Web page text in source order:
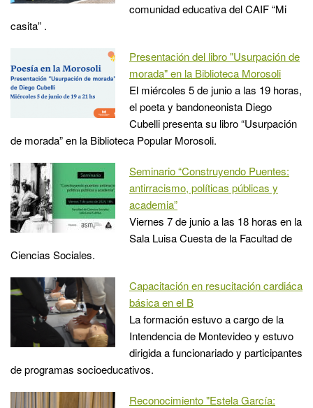
comunidad educativa del CAIF “Mi
casita” .
Presentación del libro "Usurpación de
morada" en la Biblioteca Morosoli
El miércoles 5 de junio a las 19 horas,
el poeta y bandoneonista Diego
Cubelli presenta su libro “Usurpación
de morada” en la Biblioteca Popular Morosoli.
Seminario “Construyendo Puentes:
antirracismo, políticas públicas y
academia”
Viernes 7 de junio a las 18 horas en la
Sala Luisa Cuesta de la Facultad de
Ciencias Sociales.
Capacitación en resucitación cardiáca
básica en el B
La formación estuvo a cargo de la
Intendencia de Montevideo y estuvo
dirigida a funcionariado y participantes
de programas socioeducativos.
Reconocimiento "Estela García: